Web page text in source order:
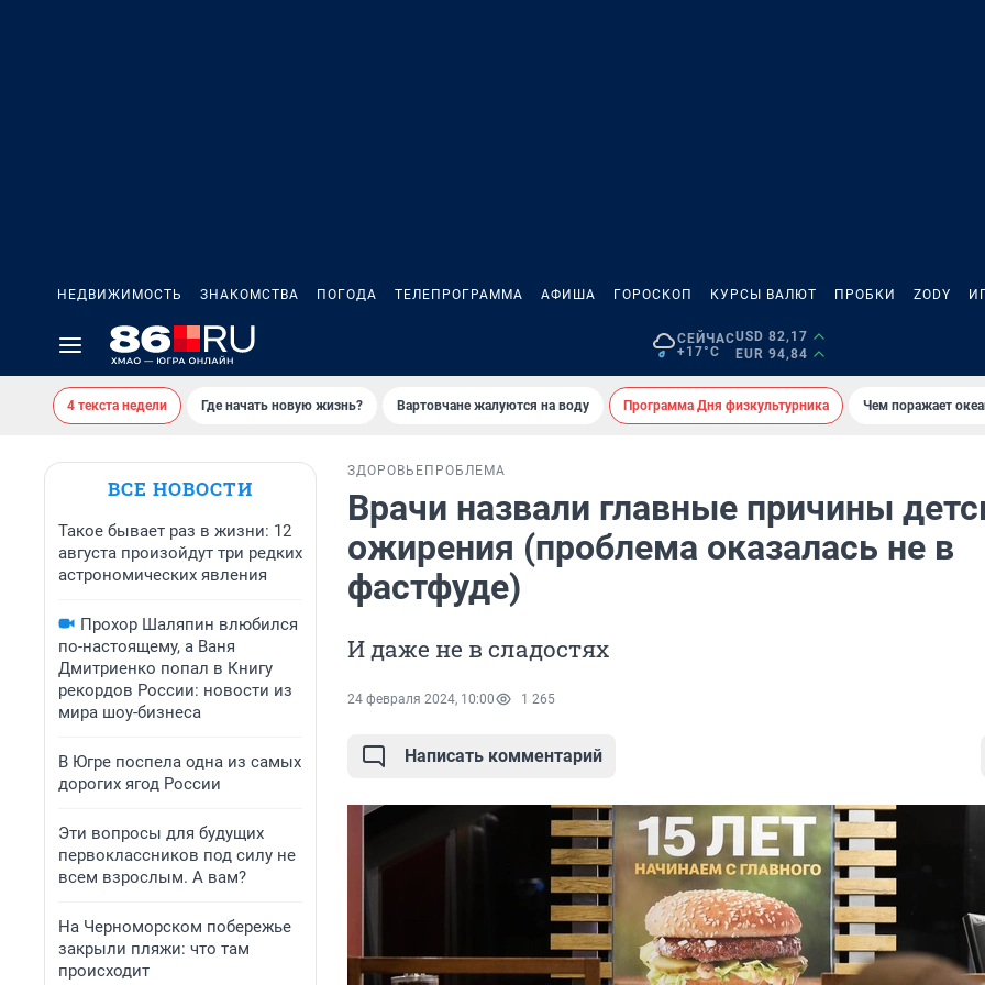
НЕДВИЖИМОСТЬ ЗНАКОМСТВА ПОГОДА ТЕЛЕПРОГРАММА АФИША ГОРОСКОП КУРСЫ ВАЛЮТ ПРОБКИ ZODY
СЕЙЧАС
+17°C
USD 82,17
EUR 94,84
4 текста недели Где начать новую жизнь? Вартовчане жалуются на воду Программа Дня физкультурника Чем поражает
ВСЕ НОВОСТИ
Такое бывает раз в жизни: 12
августа произойдут три редких
астрономических явления
Прохор Шаляпин влюбился
по-настоящему, а Ваня
Дмитриенко попал в Книгу
рекордов России: новости из
мира шоу-бизнеса
В Югре поспела одна из самых
дорогих ягод России
Эти вопросы для будущих
первоклассников под силу не
всем взрослым. А вам?
На Черноморском побережье
закрыли пляжи: что там
происходит
ЗДОРОВЬЕ ПРОБЛЕМА
Врачи назвали главные причины
ожирения (проблема оказалась не в
фастфуде)
И даже не в сладостях
24 февраля 2024, 10:00 1 265
Написать комментарий